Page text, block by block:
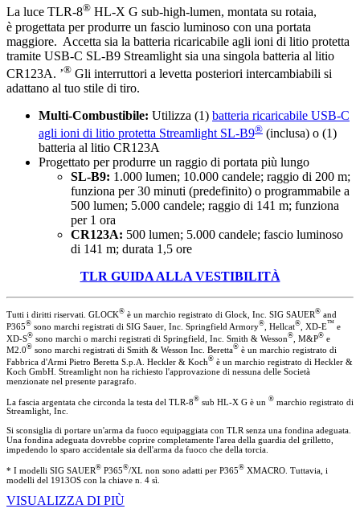
La luce TLR-8® HL-X G sub-high-lumen, montata su rotaia,
è progettata per produrre un fascio luminoso con una portata
maggiore. Accetta sia la batteria ricaricabile agli ioni di litio protetta
tramite USB-C SL-B9 Streamlight sia una singola batteria al litio
CR123A. ’® Gli interruttori a levetta posteriori intercambiabili si
adattano al tuo stile di tiro.
Multi-Combustibile: Utilizza (1) batteria ricaricabile USB-C
agli ioni di litio protetta Streamlight SL-B9® (inclusa) o (1)
batteria al litio CR123A
Progettato per produrre un raggio di portata più lungo
SL-B9: 1.000 lumen; 10.000 candele; raggio di 200 m;
funziona per 30 minuti (predefinito) o programmabile a
500 lumen; 5.000 candele; raggio di 141 m; funziona
per 1 ora
CR123A: 500 lumen; 5.000 candele; fascio luminoso
di 141 m; durata 1,5 ore
TLR GUIDA ALLA VESTIBILITÀ
Tutti i diritti riservati. GLOCK® è un marchio registrato di Glock, Inc. SIG SAUER® and
P365® sono marchi registrati di SIG Sauer, Inc. Springfield Armory® , Hellcat® , XD-E™ e
XD-S® sono marchi o marchi registrati di Springfield, Inc. Smith & Wesson® , M&P® e
M2.0® sono marchi registrati di Smith & Wesson Inc. Beretta® è un marchio registrato di
Fabbrica d'Armi Pietro Beretta S.p.A. Heckler & Koch® è un marchio registrato di Heckler &
Koch GmbH. Streamlight non ha richiesto l'approvazione di nessuna delle Società
menzionate nel presente paragrafo.
La fascia argentata che circonda la testa del TLR-8® sub HL-X G è un ® marchio registrato di
Streamlight, Inc.
Si sconsiglia di portare un'arma da fuoco equipaggiata con TLR senza una fondina adeguata.
Una fondina adeguata dovrebbe coprire completamente l'area della guardia del grilletto,
impedendo lo sparo accidentale sia dell'arma da fuoco che della torcia.
* I modelli SIG SAUER® P365®/XL non sono adatti per P365® XMACRO. Tuttavia, i
modelli del 1913OS con la chiave n. 4 sì.
VISUALIZZA DI PIÙ